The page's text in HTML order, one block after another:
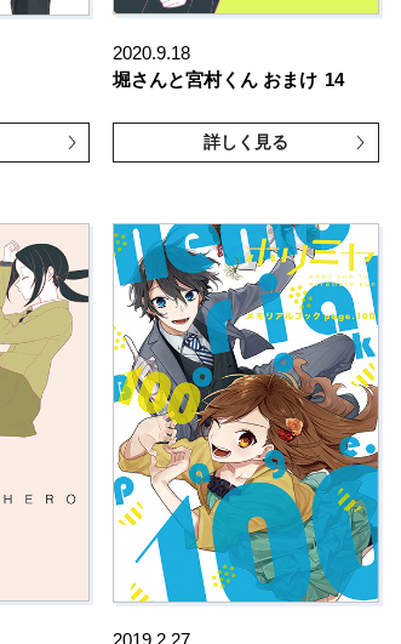
2020.9.18
堀さんと宮村くん おまけ 14
詳しく見る
2019.2.27